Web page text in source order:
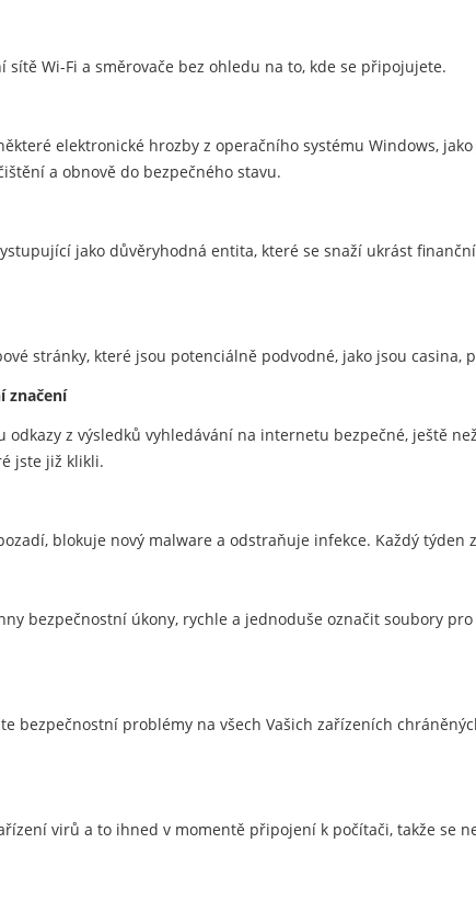
sítě Wi-Fi a směrovače bez ohledu na to, kde se připojujete.
elektronické hrozby z operačního systému Windows,
a obnově do bezpečného stavu.
jako důvěryhodná entita, které se snaží ukrást
stránky, které jsou potenciálně podvodné, jako jsou casina,
značení
z výsledků vyhledávání na internetu bezpečné, ještě
jste již klikli.
blokuje nový malware a odstraňuje infekce. Každý týden
bezpečnostní úkony, rychle a jednoduše označit soubory
bezpečnostní problémy na všech Vašich zařízeních
virů a to ihned v momentě připojení k počítači, takže se